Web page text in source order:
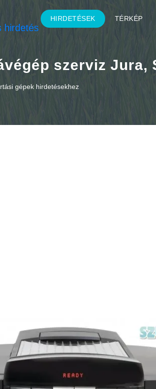
HIRDETÉSEK TÉRKÉP
szerviz Jura,
gépek hirdetésekhez